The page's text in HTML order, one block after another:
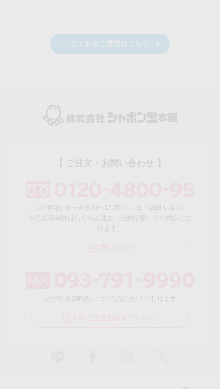
よくあるご質問はこちら
【 ご注文・お問い合わせ 】
受付時間 月〜金 8:30〜17:30(土・日・祝日を除く)
※営業時間外はらくちん注文（自動応答）での対応にな
ります。
受付時間 24時間いつでも受け付けております